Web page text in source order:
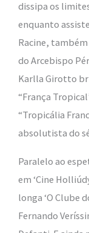
dissipa os
enquanto
Racine, também
do Arcebispo
Karlla Girotto
“França
“Tropicália
absolutista do
Paralelo ao
em ‘Cine
longa ‘O Clube
Fernando